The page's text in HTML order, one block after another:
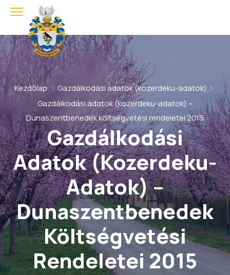
Kezdőlap
Gazdálkodási adatok (kozerdeku-adatok)
Gazdálkodási adatok (kozerdeku-adatok) –
Dunaszentbenedek költségvetési rendeletei 2015
Gazdálkodási
Adatok (kozerdeku-
Adatok) –
Dunaszentbenedek
Költségvetési
Rendeletei 2015